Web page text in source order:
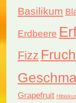
Basilikum
Erdbeere
Fizz
Grapefruit Hibiskus